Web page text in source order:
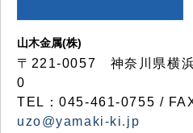
山木金属(株)
〒221-0057 神奈川県横
0
TEL：045-461-0755 /
uzo@yamaki-ki.jp